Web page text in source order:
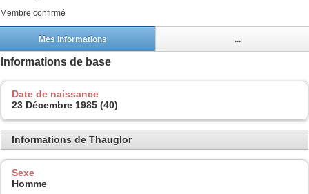
Membre confirmé
Mes informations ...
Informations de base
Date de naissance
23 Décembre 1985 (40)
Informations de Thauglor
Sexe
Homme